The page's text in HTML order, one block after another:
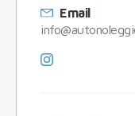
Email